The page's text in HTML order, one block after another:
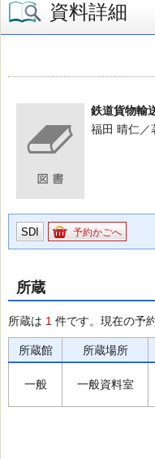
資料詳細
鉄道貨物輸
福田 晴仁
SDI 予約かごへ
所蔵
所蔵は 1 件です。現在の予
所蔵館 所蔵場所
一般 一般資料室